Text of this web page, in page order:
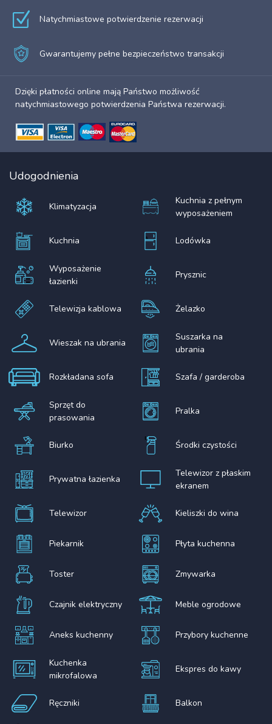
Natychmiastowe potwierdzenie rezerwacji
Gwarantujemy pełne bezpieczeństwo transakcji
Dzięki płatności online mają Państwo możliwość
natychmiastowego potwierdzenia Państwa rezerwacji.
Udogodnienia
Klimatyzacja
Kuchnia z pełnym
wyposażeniem
Kuchnia Lodówka
Wyposażenie
łazienki
Prysznic
Telewizja kablowa Żelazko
Wieszak na ubrania
Suszarka na
ubrania
Rozkładana sofa Szafa / garderoba
Sprzęt do
prasowania
Pralka
Biurko Środki czystości
Prywatna łazienka
Telewizor z płaskim
ekranem
Telewizor Kieliszki do wina
Piekarnik Płyta kuchenna
Toster Zmywarka
Czajnik elektryczny Meble ogrodowe
Aneks kuchenny Przybory kuchenne
Kuchenka
mikrofalowa
Ekspres do kawy
Ręczniki Balkon